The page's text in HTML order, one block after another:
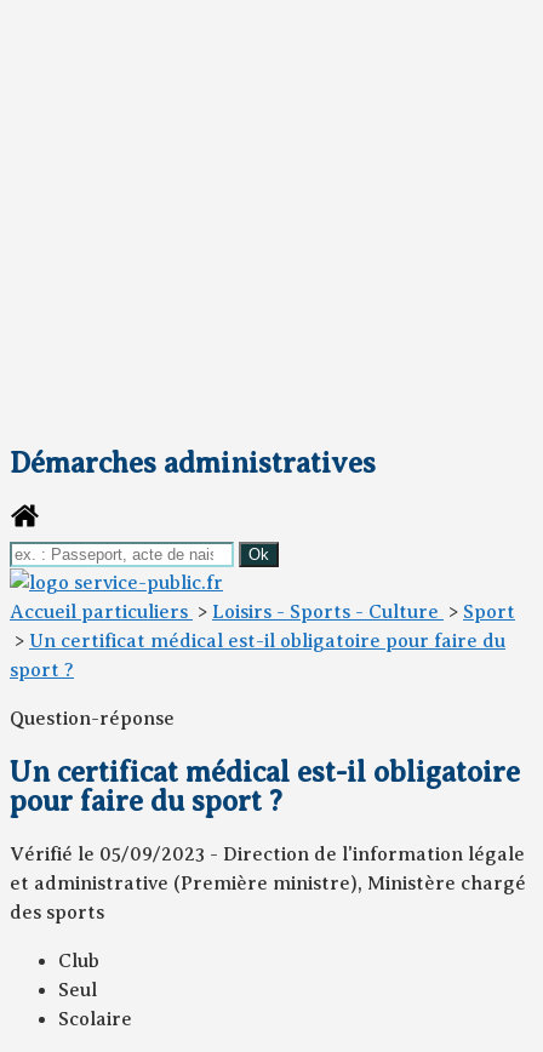
Démarches administratives
Accueil particuliers > Loisirs - Sports - Culture > Sport
> Un certificat médical est-il obligatoire pour faire du
sport ?
Question-réponse
Un certificat médical est-il obligatoire
pour faire du sport ?
Vérifié le 05/09/2023 - Direction de l'information légale
et administrative (Première ministre), Ministère chargé
des sports
Club
Seul
Scolaire